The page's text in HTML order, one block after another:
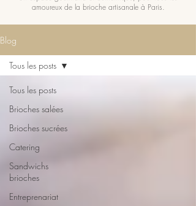
amoureux de la brioche artisanale à Paris.
Blog
Tous les posts
Brioches salées
Brioches sucrées
Catering
Sandwichs
brioches
Entreprenariat
Tous les posts